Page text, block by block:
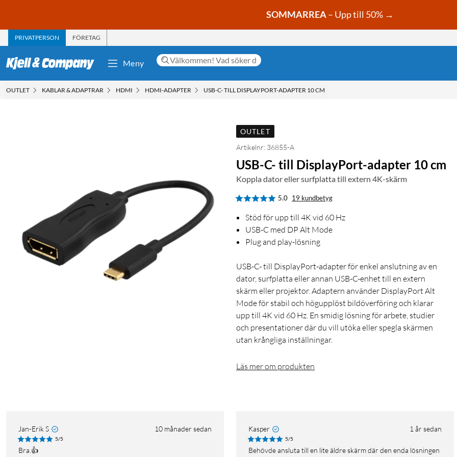
SOMMARREA– Upp till 50% →
PRIVATPERSON FÖRETAG
Meny
OUTLET KABLAR & ADAPTRAR HDMI HDMI-ADAPTER USB-C- TILL DISPLAYPORT-ADAPTER 10 CM
OUTLET
Artikelnr: 36855-A
USB-C- till DisplayPort-adapter 10 cm
Koppla dator eller surfplatta till extern 4K-skärm
5.0 19 kundbetyg
Stöd för upp till 4K vid 60 Hz
USB-C med DP Alt Mode
Plug and play-lösning
USB-C- till DisplayPort-adapter för enkel anslutning av en
dator, surfplatta eller annan USB-C-enhet till en extern
skärm eller projektor. Adaptern använder DisplayPort Alt
Mode för stabil och högupplöst bildöverföring och klarar
upp till 4K vid 60 Hz. En smidig lösning för arbete, studier
och presentationer där du vill utöka eller spegla skärmen
utan krångliga inställningar.
Läs mer om produkten
Jan-Erik S 10 månader sedan
5/5
Bra.👍
Kasper 1 år sedan
5/5
Behövde ansluta till en lite äldre skärm där den enda lösningen